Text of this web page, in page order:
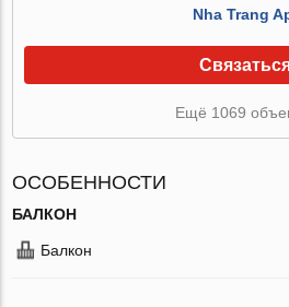
Nha Trang
Ещё 1069
ОСОБЕННОСТИ
БАЛКОН
Балкон